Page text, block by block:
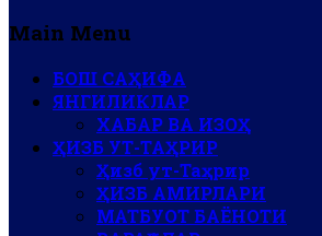
Main Menu
БОШ САҲИФА
ЯНГИЛИКЛАР
ХАБАР ВА ИЗОҲ
ҲИЗБ УТ-ТАҲРИР
Ҳизб ут-Таҳрир
ҲИЗБ АМИРЛАРИ
МАТБУОТ БАЁНОТИ